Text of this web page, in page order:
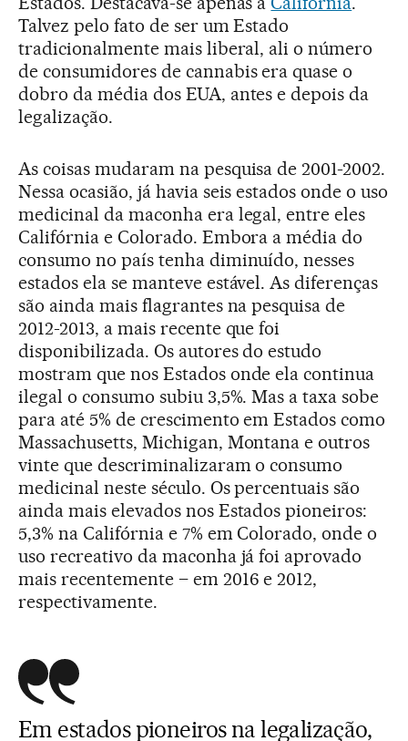
Talvez pelo fato de ser um Estado
tradicionalmente mais liberal, ali o número
de consumidores de cannabis era quase o
dobro da média dos EUA, antes e depois da
legalização.
As coisas mudaram na pesquisa de 2001-2002.
Nessa ocasião, já havia seis estados onde o uso
medicinal da maconha era legal, entre eles
Califórnia e Colorado. Embora a média do
consumo no país tenha diminuído, nesses
estados ela se manteve estável. As diferenças
são ainda mais flagrantes na pesquisa de
2012-2013, a mais recente que foi
disponibilizada. Os autores do estudo
mostram que nos Estados onde ela continua
ilegal o consumo subiu 3,5%. Mas a taxa sobe
para até 5% de crescimento em Estados como
Massachusetts, Michigan, Montana e outros
vinte que descriminalizaram o consumo
medicinal neste século. Os percentuais são
ainda mais elevados nos Estados pioneiros:
5,3% na Califórnia e 7% em Colorado, onde o
uso recreativo da maconha já foi aprovado
mais recentemente – em 2016 e 2012,
respectivamente.
Em estados pioneiros na legalização,